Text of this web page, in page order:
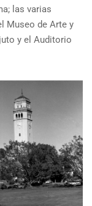
las varias
Museo de Arte y
y el Auditorio